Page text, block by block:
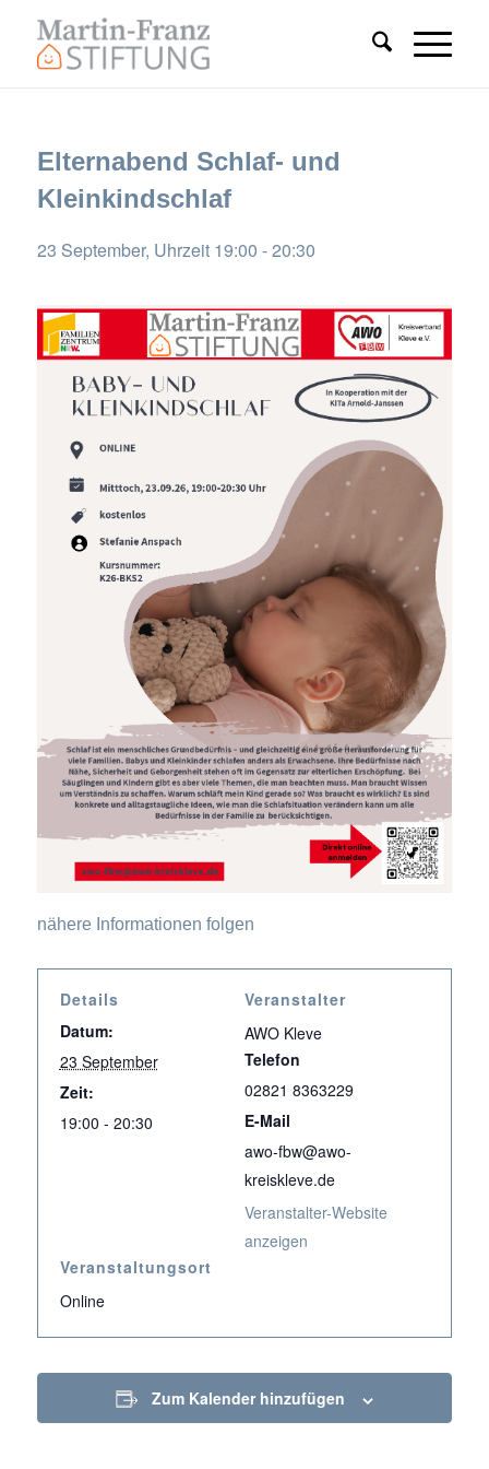
Elternabend Schlaf- und
Kleinkindschlaf
23 September, Uhrzeit 19:00 -20:30
nähere Informationen folgen
Details
Datum:
23 September
Zeit:
19:00 - 20:30
Veranstaltungsort
Online
Veranstalter
AWO Kleve
Telefon
02821 8363229
E-Mail
awo-fbw@awo-
kreiskleve.de
Veranstalter-Website
anzeigen
Zum Kalender hinzufügen